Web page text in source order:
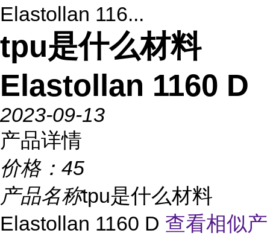
Elastollan 116...
tpu是什么材料
Elastollan 1160 D
2023-09-13
产品详情
价格： 45
产品名称tpu是什么材料
Elastollan 1160 D 查看相似产